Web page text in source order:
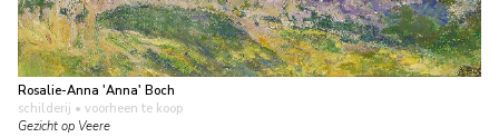
Rosalie-Anna 'Anna' Boch
schilderij • voorheen te koop
Gezicht op Veere